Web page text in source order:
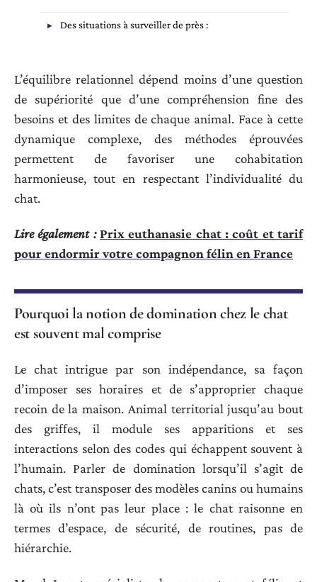
Des situations à surveiller de près :
L’équilibre relationnel dépend moins d’une question
de supériorité que d’une compréhension fine des
besoins et des limites de chaque animal. Face à cette
dynamique complexe, des méthodes éprouvées
permettent de favoriser une cohabitation
harmonieuse, tout en respectant l’individualité du
chat.
Lire également : Prix euthanasie chat : coût et tarif
pour endormir votre compagnon félin en France
Pourquoi la notion de domination chez le chat
est souvent mal comprise
Le chat intrigue par son indépendance, sa façon
d’imposer ses horaires et de s’approprier chaque
recoin de la maison. Animal territorial jusqu’au bout
des griffes, il module ses apparitions et ses
interactions selon des codes qui échappent souvent à
l’humain. Parler de domination lorsqu’il s’agit de
chats, c’est transposer des modèles canins ou humains
là où ils n’ont pas leur place : le chat raisonne en
termes d’espace, de sécurité, de routines, pas de
hiérarchie.